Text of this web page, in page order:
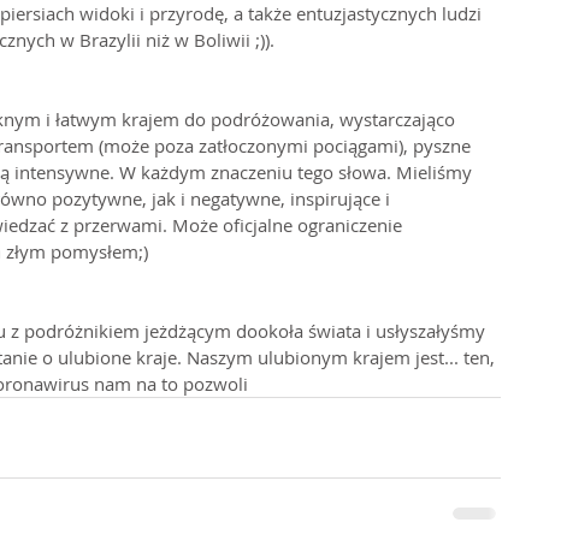
widoki i przyrodę, a także entuzjastycznych ludzi
w Brazylii niż w Boliwii ;)).
i łatwym krajem do podróżowania, wystarczająco
(może poza zatłoczonymi pociągami), pyszne
W każdym znaczeniu tego słowa. Mieliśmy
pozytywne, jak i negatywne, inspirujące i
z przerwami. Może oficjalne ograniczenie
pomysłem;)
z podróżnikiem jeżdżącym dookoła świata i usłyszałyśmy
o ulubione kraje. Naszym ulubionym krajem jest... ten,
nam na to pozwoli